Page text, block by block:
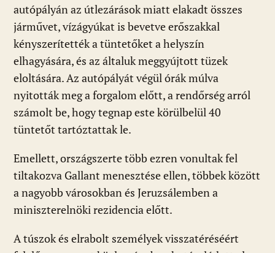
autópályán az útlezárások miatt elakadt összes
járművet, vízágyúkat is bevetve erőszakkal
kényszerítették a tüntetőket a helyszín
elhagyására, és az általuk meggyújtott tüzek
eloltására. Az autópályát végül órák múlva
nyitották meg a forgalom előtt, a rendőrség arról
számolt be, hogy tegnap este körülbelül 40
tüntetőt tartóztattak le.
Emellett, országszerte több ezren vonultak fel
tiltakozva Gallant menesztése ellen, többek között
a nagyobb városokban és Jeruzsálemben a
miniszterelnöki rezidencia előtt.
A túszok és elrabolt személyek visszatéréséért